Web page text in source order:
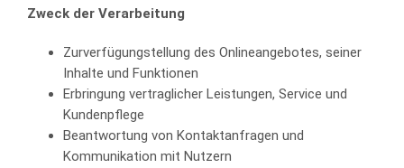
Zweck der Verarbeitung
Zurverfügungstellung des Onlineangebotes, seiner
Inhalte und Funktionen
Erbringung vertraglicher Leistungen, Service und
Kundenpflege
Beantwortung von Kontaktanfragen und
Kommunikation mit Nutzern